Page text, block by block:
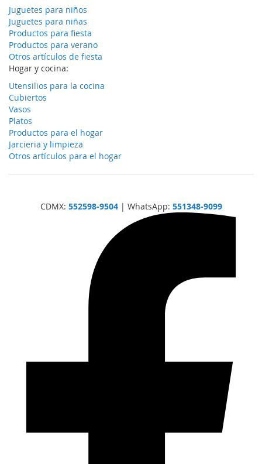
Juguetes para niños
Juguetes para niñas
Productos para fiesta
Productos para verano
Otros artículos de fiesta
Hogar y cocina:
Utensilios para la cocina
Cubiertos
Vasos
Platos
Productos para el hogar
Jarcieria y limpieza
Otros artículos para el hogar
CDMX: 552598-9504| WhatsApp: 551348-9099